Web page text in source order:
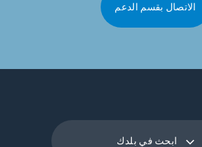
الاتصال بقسم الدعم
ابحث في بلدك